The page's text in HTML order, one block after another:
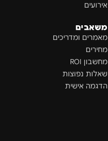
אירועים
משאבים
מאמרים ומדריכים
מחירים
מחשבון ROI
שאלות נפוצות
הדגמה אישית